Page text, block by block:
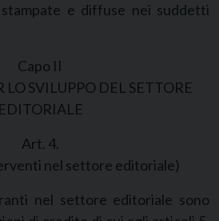
e diffuse nei suddetti
Capo II
SVILUPPO DEL SETTORE
EDITORIALE
Art. 4.
nel settore editoriale)
nel settore editoriale sono